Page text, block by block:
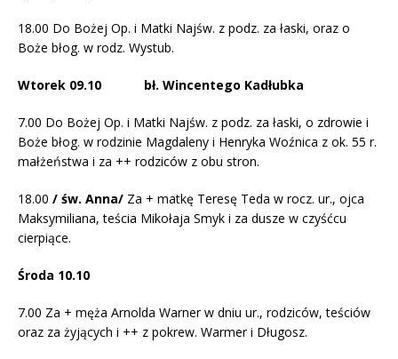
18.00 Do Bożej Op. i Matki Najśw. z podz. za łaski, oraz o
Boże błog. w rodz. Wystub.
Wtorek 09.10 bł. Wincentego Kadłubka
7.00 Do Bożej Op. i Matki Najśw. z podz. za łaski, o zdrowie i
Boże błog. w rodzinie Magdaleny i Henryka Woźnica z ok. 55 r.
małżeństwa i za ++ rodziców z obu stron.
18.00 / św. Anna/ Za + matkę Teresę Teda w rocz. ur., ojca
Maksymiliana, teścia Mikołaja Smyk i za dusze w czyśćcu
cierpiące.
Środa 10.10
7.00 Za + męża Arnolda Warner w dniu ur., rodziców, teściów
oraz za żyjących i ++ z pokrew. Warmer i Długosz.